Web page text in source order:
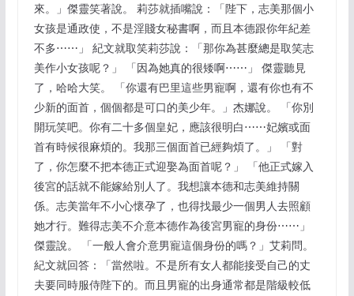
來。」傑靈笑著說。 莉莎就插嘴說：「陛下，志美那個小
女孩是通政使，不是淫賤女秘書啊，而且本德跟你年紀差
不多⋯⋯」 紀文就取笑莉莎說：「那你為甚麼總是取笑志
美作小女孩呢？」 「因為她真的很矮啊⋯⋯」 傑靈聽見
了，哈哈大笑。 「你還有巴里這些男寵啊，還有你也有不
少新的面首，個個都是可口的美少年。」杰娜說。 「你別
開玩笑吧。你有二十多個皇妃，應該很明白⋯⋯妃嬪或面
首有時候很麻煩的。我那三個面首已經夠煩了。」 「對
了，你怎麼不把本德正式迎娶為面首呢？」 「他正式嫁入
後宮的話就不能嫁給別人了。我想讓本德和志美維持關
係。志美當年不小心懷孕了，也得找最少一個男人去照顧
她才行。難得志美不介意本德作為後宮男寵的身份⋯⋯」
傑靈說。 「一般人會介意男寵這個身份的嗎？」艾莉問。
紀文就回答：「當然啦。不是所有女人都能接受自己的丈
夫要同時服侍陛下的。而且男寵的出身通常都是階級較低